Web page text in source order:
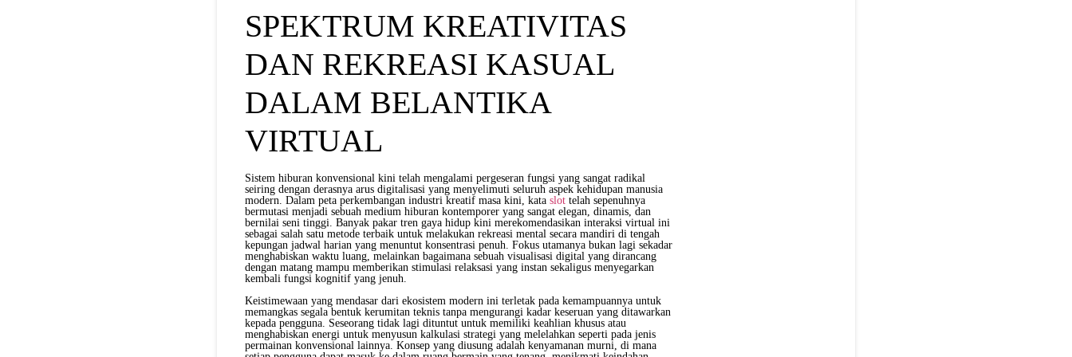
SPEKTRUM KREATIVITAS
DAN REKREASI KASUAL
DALAM BELANTIKA
VIRTUAL
Sistem hiburan konvensional kini telah mengalami pergeseran fungsi yang sangat radikal
seiring dengan derasnya arus digitalisasi yang menyelimuti seluruh aspek kehidupan manusia
modern. Dalam peta perkembangan industri kreatif masa kini, kata slot telah sepenuhnya
bermutasi menjadi sebuah medium hiburan kontemporer yang sangat elegan, dinamis, dan
bernilai seni tinggi. Banyak pakar tren gaya hidup kini merekomendasikan interaksi virtual ini
sebagai salah satu metode terbaik untuk melakukan rekreasi mental secara mandiri di tengah
kepungan jadwal harian yang menuntut konsentrasi penuh. Fokus utamanya bukan lagi sekadar
menghabiskan waktu luang, melainkan bagaimana sebuah visualisasi digital yang dirancang
dengan matang mampu memberikan stimulasi relaksasi yang instan sekaligus menyegarkan
kembali fungsi kognitif yang jenuh.
Keistimewaan yang mendasar dari ekosistem modern ini terletak pada kemampuannya untuk
memangkas segala bentuk kerumitan teknis tanpa mengurangi kadar keseruan yang ditawarkan
kepada pengguna. Seseorang tidak lagi dituntut untuk memiliki keahlian khusus atau
menghabiskan energi untuk menyusun kalkulasi strategi yang melelahkan seperti pada jenis
permainan konvensional lainnya. Konsep yang diusung adalah kenyamanan murni, di mana